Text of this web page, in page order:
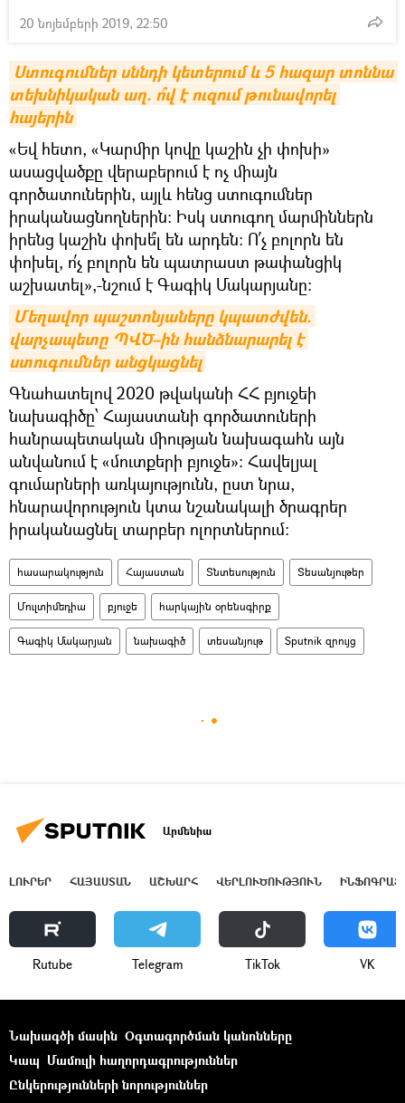
20 նոյեմբերի 2019, 22:50
Ստուգումներ սննդի կետերում և 5 հազար տոննա
տեխնիկական աղ. ո՞վ է ուզում թունավորել
հայերին
«Եվ հետո, «Կարմիր կովը կաշին չի փոխի»
ասացվածքը վերաբերում է ոչ միայն
գործատուներին, այլև հենց ստուգումներ
իրականացնողներին: Իսկ ստուգող մարմիններն
իրենց կաշին փոխե՞լ են արդեն: Ո՛չ բոլորն են
փոխել, ո՛չ բոլորն են պատրաստ թափանցիկ
աշխատել»,-նշում է Գագիկ Մակարյանը:
Մեղավոր պաշտոնյաները կպատժվեն.
վարչապետը ՊՎԾ–ին հանձնարարել է
ստուգումներ անցկացնել
Գնահատելով 2020 թվականի ՀՀ բյուջեի
նախագիծը՝ Հայաստանի գործատուների
հանրապետական միության նախագահն այն
անվանում է «մուտքերի բյուջե»: Հավելյալ
գումարների առկայությունն, ըստ նրա,
հնարավորություն կտա նշանակալի ծրագրեր
իրականացնել տարբեր ոլորտներում:
հասարակություն Հայաստան Տնտեսություն Տեսանյութեր
Մուլտիմեդիա բյուջե հարկային օրենսգիրք
Գագիկ Մակարյան նախագիծ տեսանյութ Sputnik զրույց
Արմենիա
ԼՈՒՐԵՐ ՀԱՅԱՍՏԱՆ ԱՇԽԱՐՀ ՎԵՐԼՈՒԾՈՒԹՅՈՒՆ
Rutube Telegram ТikТоk VK
Նախագծի մասին Օգտագործման կանոնները
Կապ Մամուլի հաղորդագրություններ
Ընկերությունների նորություններ